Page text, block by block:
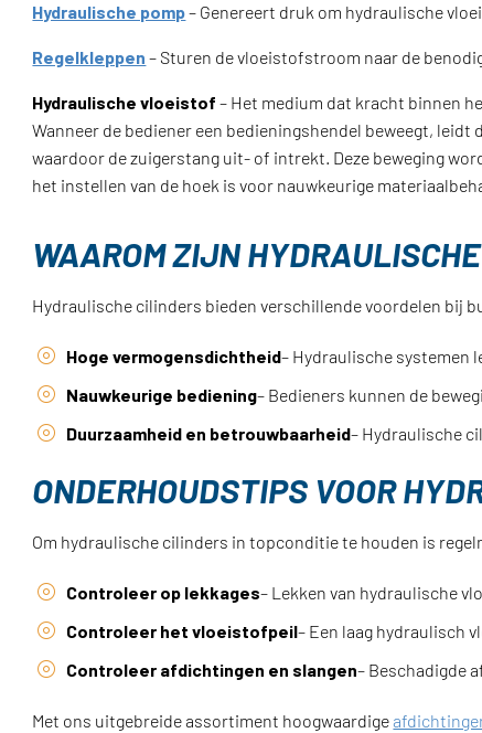
Hydraulische pomp– Genereert druk om hydraulische
Regelkleppen – Sturen de vloeistofstroom naar de
Hydraulische vloeistof – Het medium dat kracht binnen
Wanneer de bediener een bedieningshendel beweegt,
waardoor de zuigerstang uit- of intrekt. Deze beweging
het instellen van de hoek is voor nauwkeurige
WAAROM ZIJN
Hydraulische cilinders bieden verschillende voordelen bij
Hoge vermogensdichtheid– Hydraulische systemen
Nauwkeurige bediening– Bedieners kunnen de
Duurzaamheid en betrouwbaarheid– Hydraulische
ONDERHOUDSTIPS VOOR
Om hydraulische cilinders in topconditie te houden is
Controleer op lekkages– Lekken van hydraulische
Controleer het vloeistofpeil– Een laag hydraulisch
Controleer afdichtingen en slangen– Beschadigde
Met ons uitgebreide assortiment hoogwaardige